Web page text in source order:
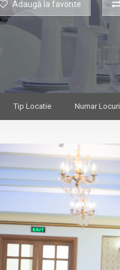
Adaugă la favorite
Tip Locatie Numar Locuri